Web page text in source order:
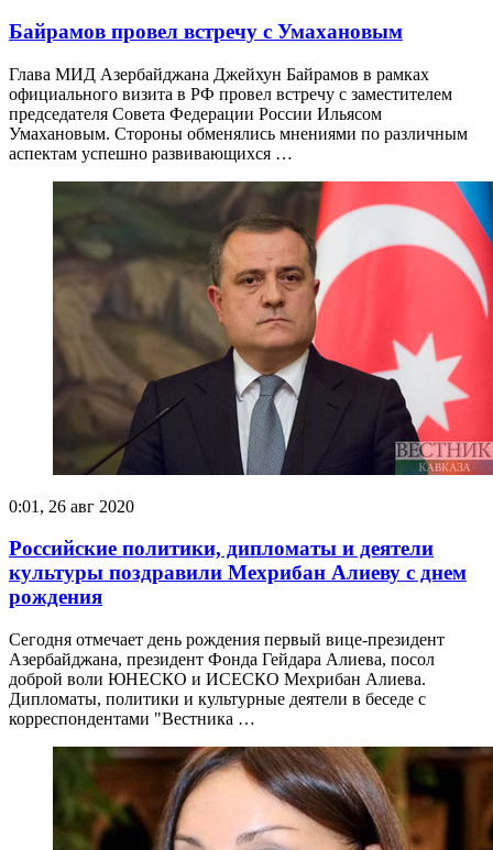
Байрамов провел встречу с Умахановым
Глава МИД Азербайджана Джейхун Байрамов в рамках
официального визита в РФ провел встречу с заместителем
председателя Совета Федерации России Ильясом
Умахановым. Стороны обменялись мнениями по различным
аспектам успешно развивающихся …
0:01, 26 авг 2020
Российские политики, дипломаты и деятели
культуры поздравили Мехрибан Алиеву с днем
рождения
Сегодня отмечает день рождения первый вице-президент
Азербайджана, президент Фонда Гейдара Алиева, посол
доброй воли ЮНЕСКО и ИСЕСКО Мехрибан Алиева.
Дипломаты, политики и культурные деятели в беседе с
корреспондентами "Вестника …